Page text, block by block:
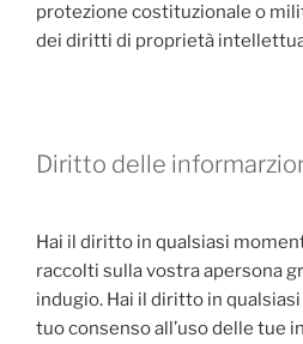
protezione costituzionale o
dei diritti di proprietà
Diritto delle
Hai il diritto in qualsiasi
raccolti sulla vostra apersona
indugio. Hai il diritto in
tuo consenso all’uso delle tue